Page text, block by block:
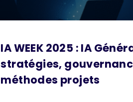
IA WEEK 2025 : IA
stratégies,
méthodes projets